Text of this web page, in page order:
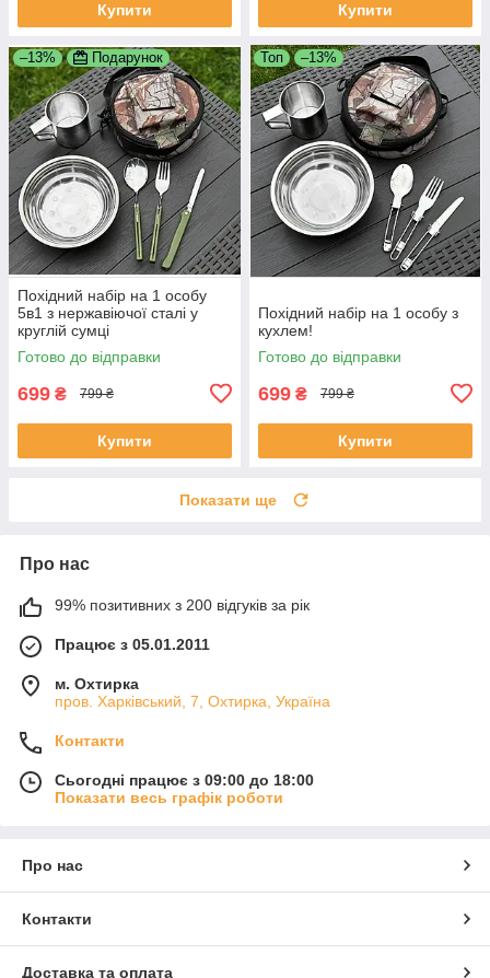
Купити Купити
–13% Подарунок
Похідний набір на 1 особу
5в1 з нержавіючої сталі у
круглій сумці
Готово до відправки
699 ₴ 799 ₴
Купити
Топ –13%
Похідний набір на 1 особу з
кухлем!
Готово до відправки
699 ₴ 799 ₴
Купити
Показати ще
Про нас
99% позитивних з 200 відгуків за рік
Працює з 05.01.2011
м. Охтирка
пров. Харківський, 7, Охтирка, Україна
Контакти
Сьогодні працює з 09:00 до 18:00
Показати весь графік роботи
Про нас
Контакти
Доставка та оплата